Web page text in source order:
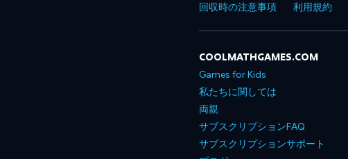
回収時の注意事項
利用規約
COOLMATHGAMES.COM
Games for Kids
私たちに関しては
両親
サブスクリプションFAQ
サブスクリプションサポート